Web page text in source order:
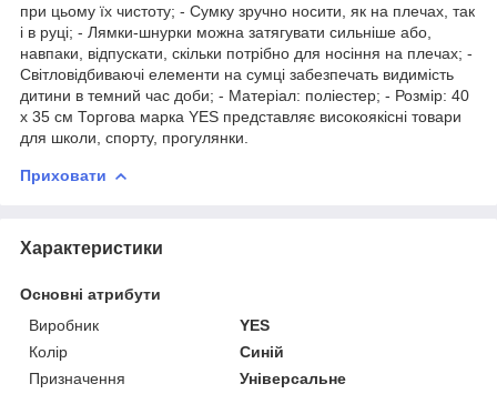
при цьому їх чистоту; - Сумку зручно носити, як на плечах, так
і в руці; - Лямки-шнурки можна затягувати сильніше або,
навпаки, відпускати, скільки потрібно для носіння на плечах; -
Світловідбиваючі елементи на сумці забезпечать видимість
дитини в темний час доби; - Матеріал: поліестер; - Розмір: 40
х 35 см Торгова марка YES представляє високоякісні товари
для школи, спорту, прогулянки.
Приховати
Характеристики
Основні атрибути
Виробник
YES
Колір
Синій
Призначення
Універсальне